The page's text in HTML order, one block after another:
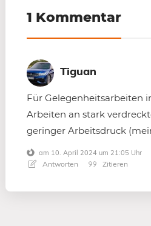
1 Kommentar
Tiguan
Für Gelegenheitsarbeiten
Arbeiten an stark
geringer Arbeitsdruck
am 10. April 2024 um 21:05 Uhr
Antworten Zitieren